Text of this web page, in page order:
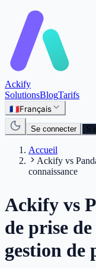
Aller au contenu principal
Ackify
SolutionsBlogTarifs
🇫🇷Français
Se connecter
Accueil
Ackify vs
connaissance
Ackify vs
de prise
gestion de